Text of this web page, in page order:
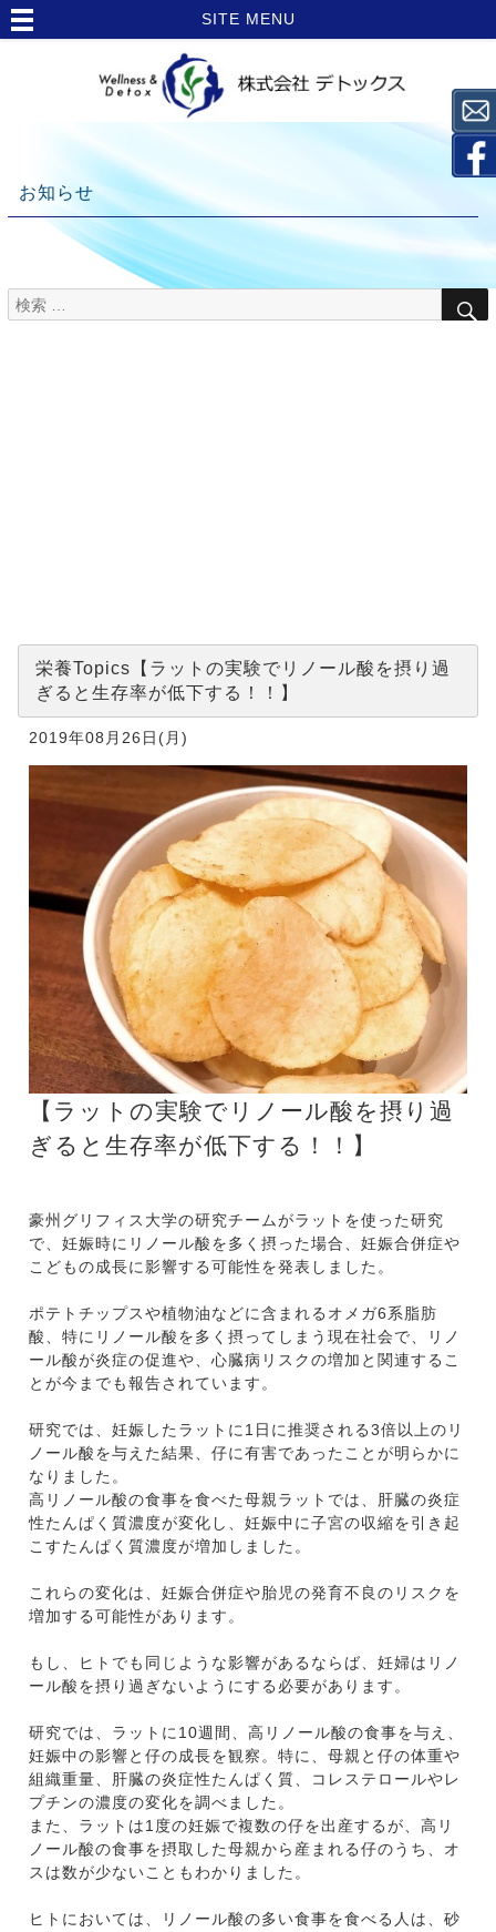
SITE MENU
お知らせ
検
索
TOP
栄養Topics【ラットの実験でリノール酸を摂り過
ぎると生存率が低下する！！】
2019年08月26日(月)
【ラットの実験でリノール酸を摂り過
ぎると生存率が低下する！！】
豪州グリフィス大学の研究チームがラットを使った研究
で、妊娠時にリノール酸を多く摂った場合、妊娠合併症や
こどもの成長に影響する可能性を発表しました。
ポテトチップスや植物油などに含まれるオメガ6系脂肪
酸、特にリノール酸を多く摂ってしまう現在社会で、リノ
ール酸が炎症の促進や、心臓病リスクの増加と関連するこ
とが今までも報告されています。
研究では、妊娠したラットに1日に推奨される3倍以上のリ
ノール酸を与えた結果、仔に有害であったことが明らかに
なりました。
高リノール酸の食事を食べた母親ラットでは、肝臓の炎症
性たんぱく質濃度が変化し、妊娠中に子宮の収縮を引き起
こすたんぱく質濃度が増加しました。
これらの変化は、妊娠合併症や胎児の発育不良のリスクを
増加する可能性があります。
もし、ヒトでも同じような影響があるならば、妊婦はリノ
ール酸を摂り過ぎないようにする必要があります。
研究では、ラットに10週間、高リノール酸の食事を与え、
妊娠中の影響と仔の成長を観察。特に、母親と仔の体重や
組織重量、肝臓の炎症性たんぱく質、コレステロールやレ
プチンの濃度の変化を調べました。
また、ラットは1度の妊娠で複数の仔を出産するが、高リ
ノール酸の食事を摂取した母親から産まれる仔のうち、オ
スは数が少ないこともわかりました。
ヒトにおいては、リノール酸の多い食事を食べる人は、砂